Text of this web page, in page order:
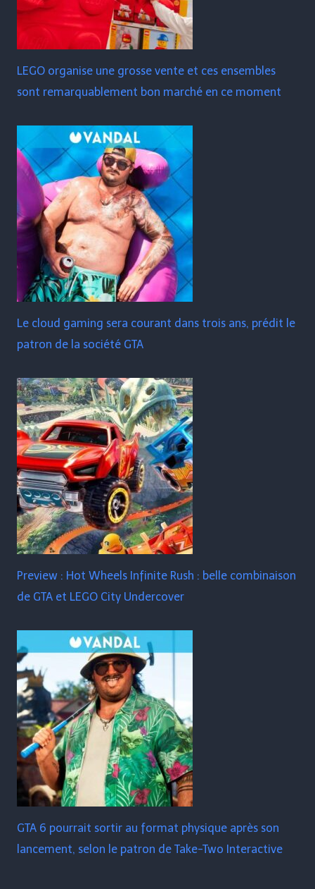
LEGO organise une grosse vente et ces ensembles
sont remarquablement bon marché en ce moment
Le cloud gaming sera courant dans trois ans, prédit le
patron de la société GTA
Preview : Hot Wheels Infinite Rush : belle combinaison
de GTA et LEGO City Undercover
GTA 6 pourrait sortir au format physique après son
lancement, selon le patron de Take-Two Interactive